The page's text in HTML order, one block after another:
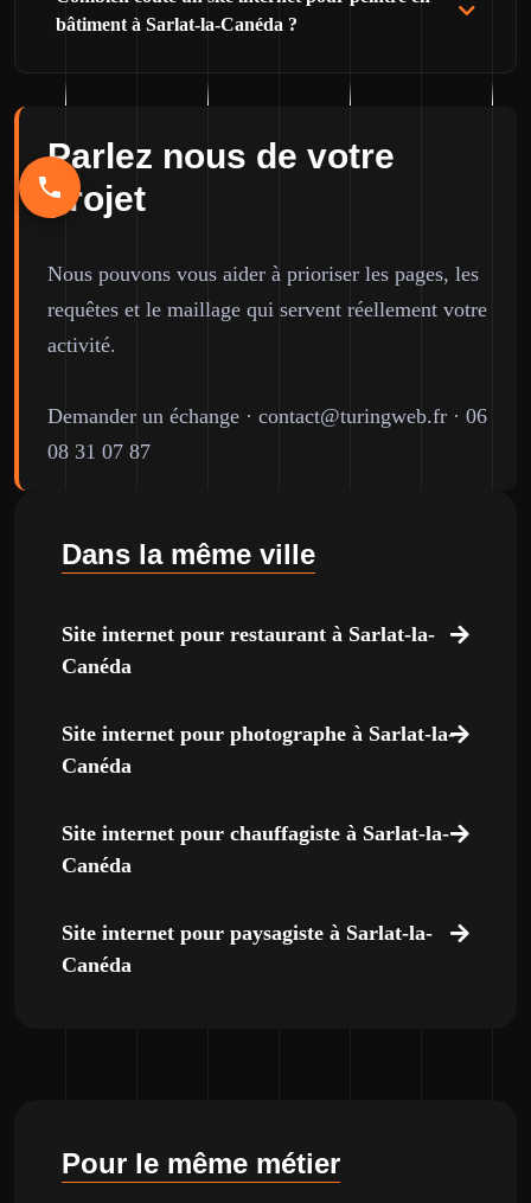
bâtiment à Sarlat-la-Canéda ?
Parlez nous de votre
projet
Nous pouvons vous aider à prioriser les pages, les
requêtes et le maillage qui servent réellement votre
activité.
Demander un échange · contact@turingweb.fr · 06
08 31 07 87
Dans la même ville
Site internet pour restaurant à Sarlat-la-
Canéda
Site internet pour photographe à Sarlat-la-
Canéda
Site internet pour chauffagiste à Sarlat-la-
Canéda
Site internet pour paysagiste à Sarlat-la-
Canéda
Pour le même métier